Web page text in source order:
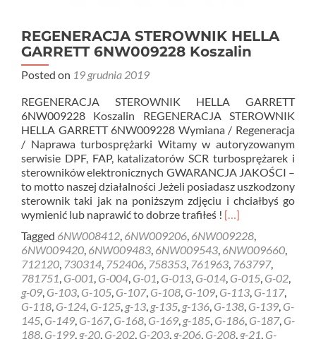
REGENERACJA STEROWNIK HELLA
GARRETT 6NW009228 Koszalin
Posted on 19 grudnia 2019
REGENERACJA STEROWNIK HELLA GARRETT
6NW009228 Koszalin REGENERACJA STEROWNIK
HELLA GARRETT 6NW009228 Wymiana / Regeneracja
/ Naprawa turbosprężarki Witamy w autoryzowanym
serwisie DPF, FAP, katalizatorów SCR turbosprężarek i
sterowników elektronicznych GWARANCJA JAKOŚCI –
to motto naszej działalności Jeżeli posiadasz uszkodzony
sterownik taki jak na poniższym zdjęciu i chciałbyś go
wymienić lub naprawić to dobrze trafiłeś ! Read
about
REGENERACJA
STEROWNIK
HELLA
GARRETT
6NW009228
Koszalin
[…]
Tagged 6NW008412, 6NW009206, 6NW009228,
6NW009420, 6NW009483, 6NW009543, 6NW009660,
712120, 730314, 752406, 758353, 761963, 763797,
781751, G-001, G-004, G-01, G-013, G-014, G-015, G-02,
g-09, G-103, G-105, G-107, G-108, G-109, G-113, G-117,
G-118, G-124, G-125, g-13, g-135, g-136, G-138, G-139, G-
145, G-149, G-167, G-168, G-169, g-185, G-186, G-187, G-
188, G-199, g-20, G-202, G-203, g-206, G-208, g-21, G-